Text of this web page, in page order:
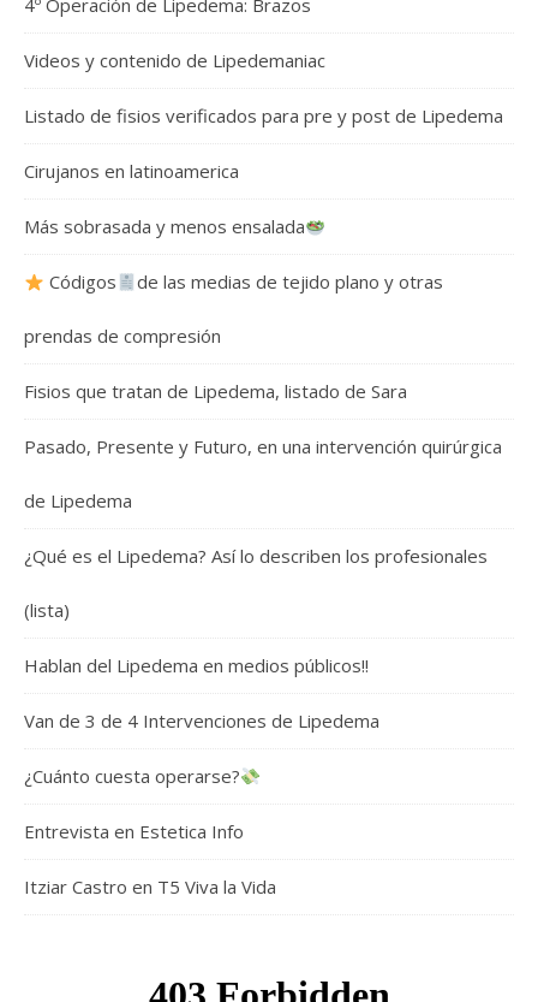
4º Operación de Lipedema: Brazos
Videos y contenido de Lipedemaniac
Listado de fisios verificados para pre y post de Lipedema
Cirujanos en latinoamerica
Más sobrasada y menos ensalada
Códigos de las medias de tejido plano y otras
prendas de compresión
Fisios que tratan de Lipedema, listado de Sara
Pasado, Presente y Futuro, en una intervención quirúrgica
de Lipedema
¿Qué es el Lipedema? Así lo describen los profesionales
(lista)
Hablan del Lipedema en medios públicos!!
Van de 3 de 4 Intervenciones de Lipedema
¿Cuánto cuesta operarse?
Entrevista en Estetica Info
Itziar Castro en T5 Viva la Vida